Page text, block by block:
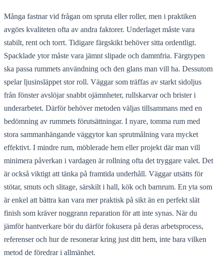
Många fastnar vid frågan om spruta eller roller, men i praktiken
avgörs kvaliteten ofta av andra faktorer. Underlaget måste vara
stabilt, rent och torrt. Tidigare färgskikt behöver sitta ordentligt.
Spacklade ytor måste vara jämnt slipade och dammfria. Färgtypen
ska passa rummets användning och den glans man vill ha. Dessutom
spelar ljusinsläppet stor roll. Väggar som träffas av starkt sidoljus
från fönster avslöjar snabbt ojämnheter, rullskarvar och brister i
underarbetet. Därför behöver metoden väljas tillsammans med en
bedömning av rummets förutsättningar. I nyare, tomma rum med
stora sammanhängande väggytor kan sprutmålning vara mycket
effektivt. I mindre rum, möblerade hem eller projekt där man vill
minimera påverkan i vardagen är rollning ofta det tryggare valet. Det
är också viktigt att tänka på framtida underhåll. Väggar utsätts för
stötar, smuts och slitage, särskilt i hall, kök och barnrum. En yta som
är enkel att bättra kan vara mer praktisk på sikt än en perfekt slät
finish som kräver noggrann reparation för att inte synas. När du
jämför hantverkare bör du därför fokusera på deras arbetsprocess,
referenser och hur de resonerar kring just ditt hem, inte bara vilken
metod de föredrar i allmänhet.